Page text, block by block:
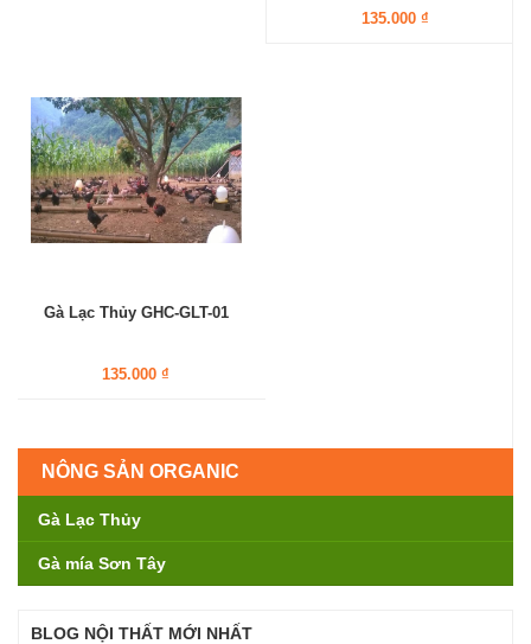
135.000 ₫
Gà Lạc Thủy GHC-GLT-01
135.000 ₫
NÔNG SẢN ORGANIC
Gà Lạc Thủy
Gà mía Sơn Tây
BLOG NỘI THẤT MỚI NHẤT